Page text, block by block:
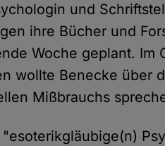
und
ihre Bücher und
Woche geplant. Im
wollte Benecke über
Mißbrauchs